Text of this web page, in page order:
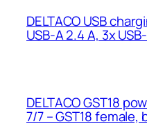
DELTACO USB
USB-A 2.4 A, 3x
DELTACO GST18
7/7 – GST18 female,